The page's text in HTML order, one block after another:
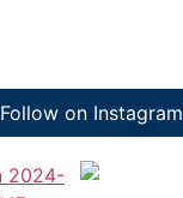
Follow on Instagram